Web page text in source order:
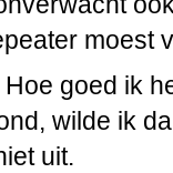
moest
goed ik
wilde ik
uit.